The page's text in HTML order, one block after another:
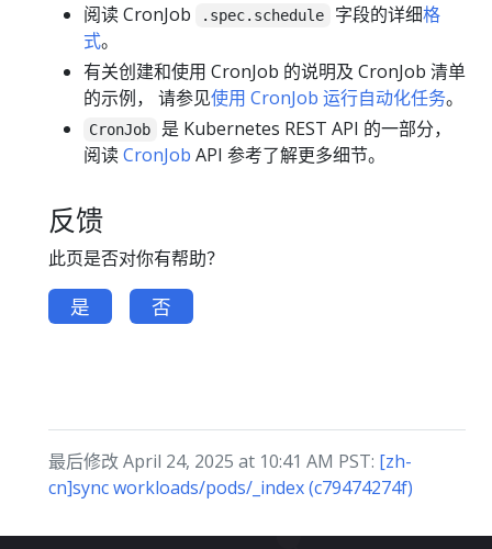
阅读 CronJob
.spec.schedule 字段的详细格
式。
有关创建和使用 CronJob 的说明及 CronJob 清单
的示例， 请参见使用 CronJob 运行自动化任务。
CronJob
是 Kubernetes REST API 的一部分，
阅读CronJob API 参考了解更多细节。
反馈
此页是否对你有帮助？
是 否
最后修改 April 24, 2025 at 10:41 AM PST: [zh-
cn]sync workloads/pods/_index (c79474274f)